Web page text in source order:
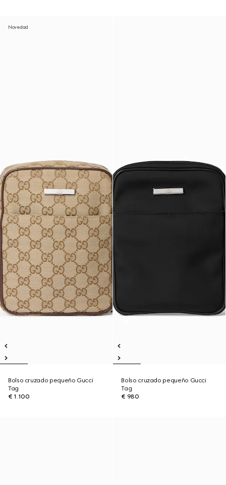
Novedad
Bolso cruzado pequeño Gucci
Tag
€ 1.100
Bolso cruzado pequeño Gucci
Tag
€ 980